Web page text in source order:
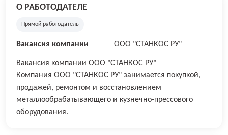
О РАБОТОДАТЕЛЕ
Прямой работодатель
Вакансия компании ООО "СТАНКОС РУ"
Вакансия компании ООО "СТАНКОС РУ"
Компания ООО "СТАНКОС РУ" занимается покупкой,
продажей, ремонтом и восстановлением
металлообрабатывающего и кузнечно-прессового
оборудования.